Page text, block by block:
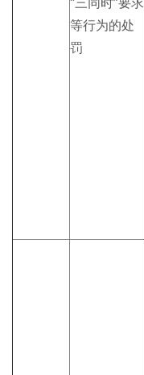
等行为的处
罚